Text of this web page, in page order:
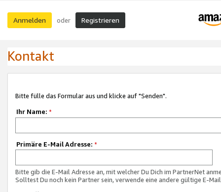
Anmelden oder Registrieren
Kontakt
Bitte fülle das Formular aus und klicke auf "Senden".
Ihr Name: *
Primäre E-Mail Adresse: *
Bitte gib die E-Mail Adresse an, mit welcher Du Dich im PartnerNet
Solltest Du noch kein Partner sein, verwende eine andere gültige E-